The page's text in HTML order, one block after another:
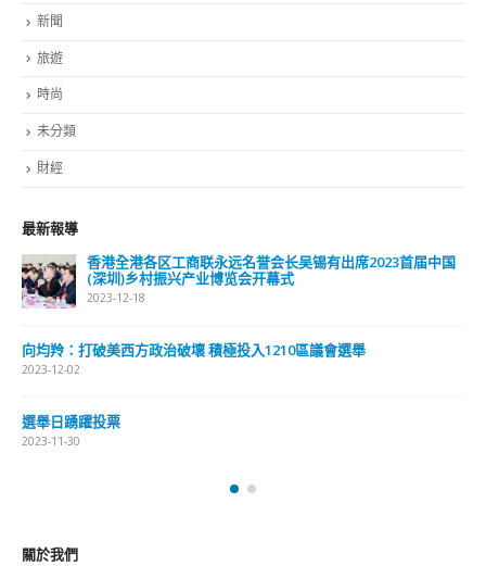
新聞
旅遊
時尚
未分類
財經
最新報導
香港全港各区工商联永远名誉会长吴锡有出席2023首届中国
(深圳)乡村振兴产业博览会开幕式
2023-12-18
向均羚：打破美西方政治破壞 積極投入1210區議會選舉
2023-12-02
選舉日踴躍投票
2023-11-30
關於我們